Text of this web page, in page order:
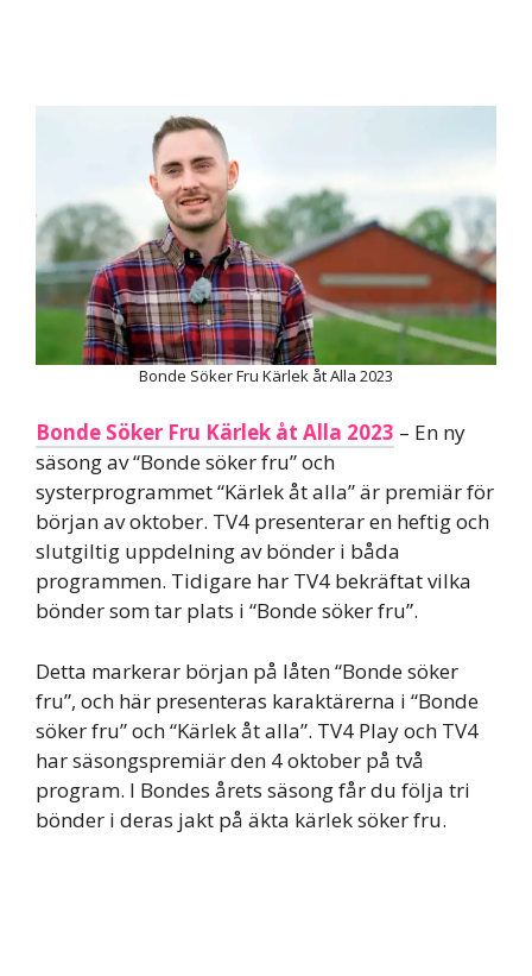
Bonde Söker Fru Kärlek åt Alla 2023
Bonde Söker Fru Kärlek åt Alla 2023 – En ny
säsong av “Bonde söker fru” och
systerprogrammet “Kärlek åt alla” är premiär för
början av oktober. TV4 presenterar en heftig och
slutgiltig uppdelning av bönder i båda
programmen. Tidigare har TV4 bekräftat vilka
bönder som tar plats i “Bonde söker fru”.
Detta markerar början på låten “Bonde söker
fru”, och här presenteras karaktärerna i “Bonde
söker fru” och “Kärlek åt alla”. TV4 Play och TV4
har säsongspremiär den 4 oktober på två
program. I Bondes årets säsong får du följa tri
bönder i deras jakt på äkta kärlek söker fru.